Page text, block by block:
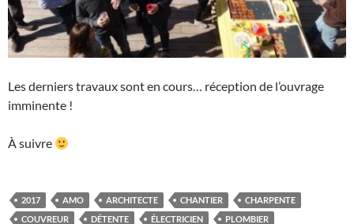
Les derniers travaux sont en cours… réception de l’ouvrage
imminente !
À suivre
2017 AMO ARCHITECTE CHANTIER
CHARPENTE
COUVREUR
DÉTENTE ÉLECTRICIEN PLOMBIER